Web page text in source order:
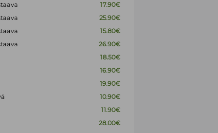
17.90€
25.90€
15.80€
26.90€
18.50€
16.90€
19.90€
10.90€
11.90€
28.00€